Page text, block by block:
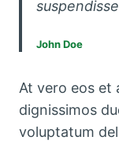
John Doe
At vero eos et
dignissimos
voluptatum